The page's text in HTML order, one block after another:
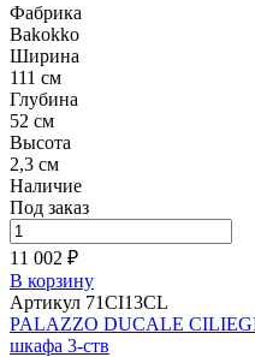
Фабрика
Bakokko
Ширина
111 см
Глубина
52 см
Высота
2,3 см
Наличие
Под заказ
11 002 ₽
В корзину
Артикул 71CI13CL
PALAZZO DUCALE
шкафа 3-ств